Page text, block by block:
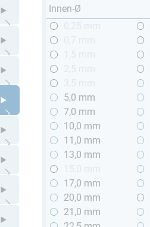
Untermenü öffnen
Untermenü öffnen
Untermenü öffnen
Untermenü öffnen
Untermenü öffnen
Untermenü öffnen
Untermenü öffnen
Innen-Ø
5,0 mm
7,0 mm
10,0 mm
11,0 mm
13,0 mm
17,0 mm
20,0 mm
21,0 mm